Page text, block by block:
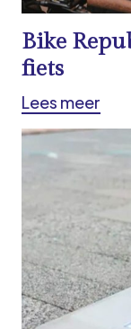
Bike
fiets
Lees meer